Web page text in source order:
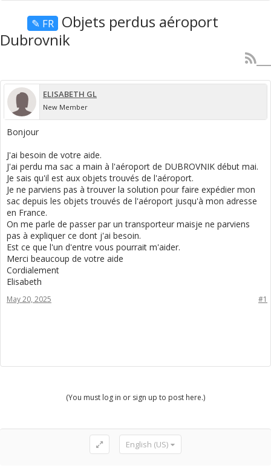
✎ FR
Objets perdus aéroport
Dubrovnik
ELISABETH GL
New Member
Bonjour
J'ai besoin de votre aide.
J'ai perdu ma sac a main à l'aéroport de DUBROVNIK début mai.
Je sais qu'il est aux objets trouvés de l'aéroport.
Je ne parviens pas à trouver la solution pour faire expédier mon
sac depuis les objets trouvés de l'aéroport jusqu'à mon adresse
en France.
On me parle de passer par un transporteur maisje ne parviens
pas à expliquer ce dont j'ai besoin.
Est ce que l'un d'entre vous pourrait m'aider.
Merci beaucoup de votre aide
Cordialement
Elisabeth
#1
May 20, 2025
(You must log in or sign up to post here.)
English (US)